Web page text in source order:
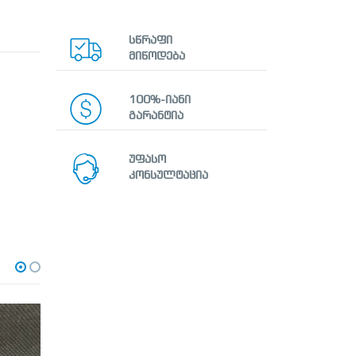
სწრაფი
მიწოდება
100%-იანი
გარანტია
უფასო
კონსულტაცია